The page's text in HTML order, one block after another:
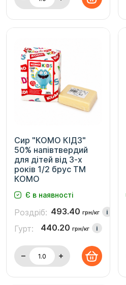
Сир "КОМО КІДЗ"
50% напівтвердий
для дітей від 3-х
років 1/2 брус ТМ
КОМО
Є в наявності
Роздріб: 493.40 грн/кг i
Гурт: 440.20 грн/кг i